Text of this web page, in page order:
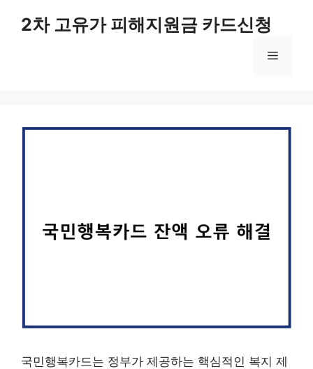
2차 고유가 피해지원금 카드신청
메
국민행복카드는 정부가 제공하는 핵심적인 복지 제